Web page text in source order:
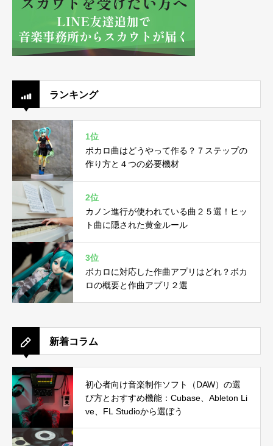
ランキング
1位
ボカロ曲はどうやって作る？７ステップの
作り方と４つの必要機材
2位
カノン進行が使われている曲２５選！ヒッ
ト曲に隠された黄金ルール
3位
ボカロに対応した作曲アプリはどれ？ボカ
ロの概要と作曲アプリ２選
新着コラム
初心者向け音楽制作ソフト（DAW）の選
び方とおすすめ機能：Cubase、Ableton Li
ve、FL Studioから選ぼう